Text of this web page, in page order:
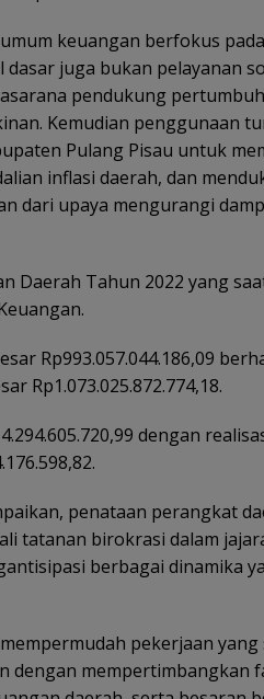
keuangan berfokus
juga bukan pelayanan
pendukung
Kemudian penggunaan
Pulang Pisau untuk
inflasi daerah, dan
dari upaya mengurangi
Daerah Tahun 2022 yang
Rp993.057.044.186,09
Rp1.073.025.872.774,18.
dengan
penataan perangkat
tatanan birokrasi dalam
berbagai dinamika
pekerjaan yang
dengan mempertimbangkan